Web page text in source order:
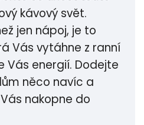
kávový svět.
jen nápoj, je to
Vás vytáhne z ranní
Vás energií. Dodejte
něco navíc a
nakopne do